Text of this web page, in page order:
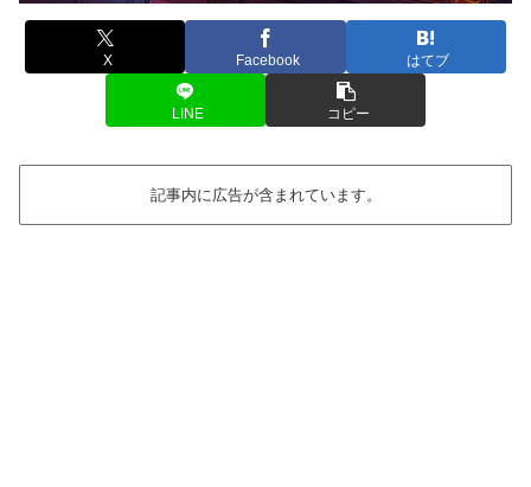
X Facebook はてブ
LINE コピー
記事内に広告が含まれています。